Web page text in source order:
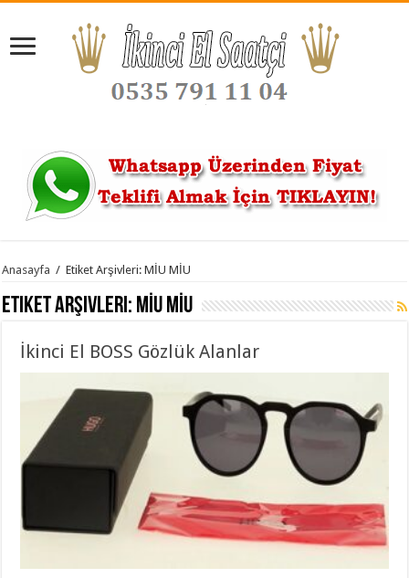
Anasayfa / Etiket Arşivleri: MİU MİU
Etiket Arşivleri: MİU MİU
İkinci El BOSS Gözlük Alanlar